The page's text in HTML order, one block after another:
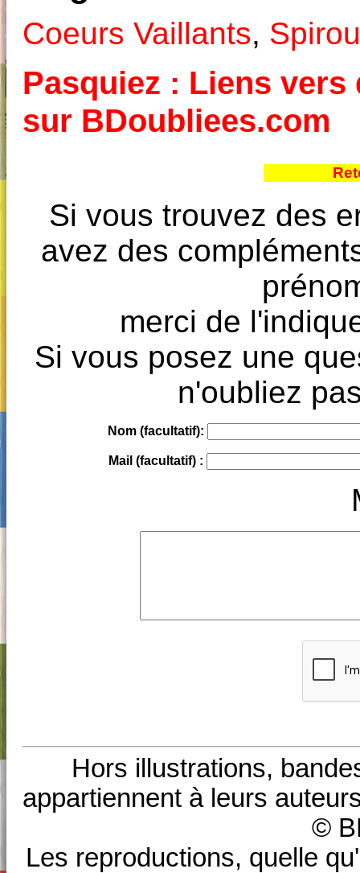
Coeurs Vaillants, Spirou
Pasquiez : Liens
sur BDoubliees.com
Si vous trouvez des
avez des
merci de
Si vous posez une
n'oubliez
Nom (facultatif):
Mail (facultatif) :
Hors illustrations,
appartiennent à leurs
©
Les reproductions, quelle